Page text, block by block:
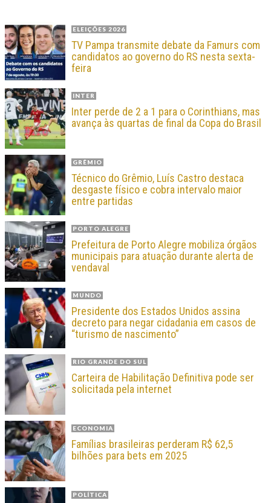
ELEIÇÕES 2026
TV Pampa transmite debate da Famurs com
candidatos ao governo do RS nesta sexta-
feira
INTER
Inter perde de 2 a 1 para o Corinthians, mas
avança às quartas de final da Copa do Brasil
GRÊMIO
Técnico do Grêmio, Luís Castro destaca
desgaste físico e cobra intervalo maior
entre partidas
PORTO ALEGRE
Prefeitura de Porto Alegre mobiliza órgãos
municipais para atuação durante alerta de
vendaval
MUNDO
Presidente dos Estados Unidos assina
decreto para negar cidadania em casos de
“turismo de nascimento”
RIO GRANDE DO SUL
Carteira de Habilitação Definitiva pode ser
solicitada pela internet
ECONOMIA
Famílias brasileiras perderam R$ 62,5
bilhões para bets em 2025
POLÍTICA